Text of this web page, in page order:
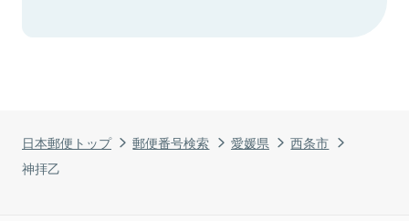
日本郵便トップ 郵便番号検索 愛媛県
西条市
神拝乙